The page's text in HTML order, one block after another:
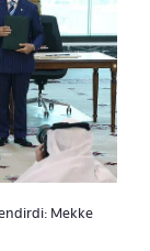
Mekke